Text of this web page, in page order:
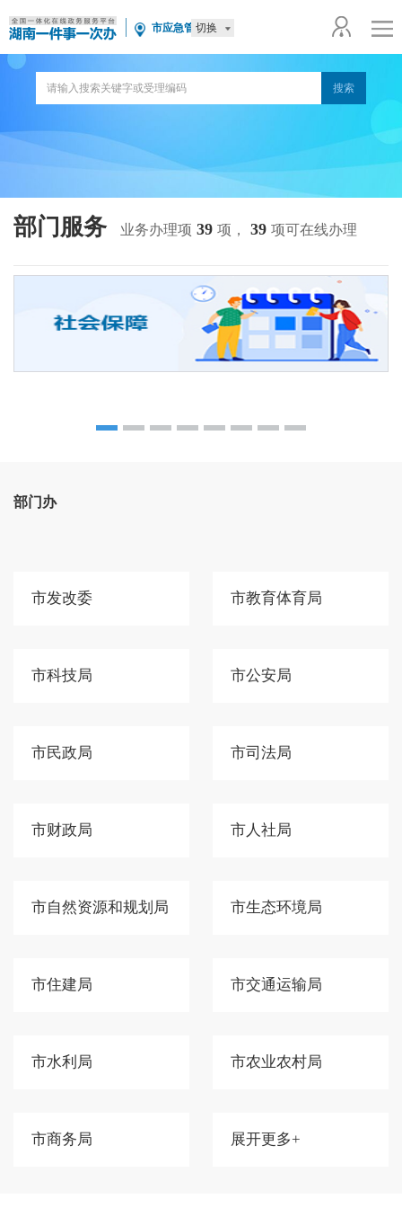
市应急管理局
切换
部门服务 业务办理项 39 项， 39 项可在线办理
部门办
市发改委 市教育体育局
市科技局 市公安局
市民政局 市司法局
市财政局 市人社局
市自然资源和规划局 市生态环境局
市住建局 市交通运输局
市水利局 市农业农村局
市商务局 展开更多+